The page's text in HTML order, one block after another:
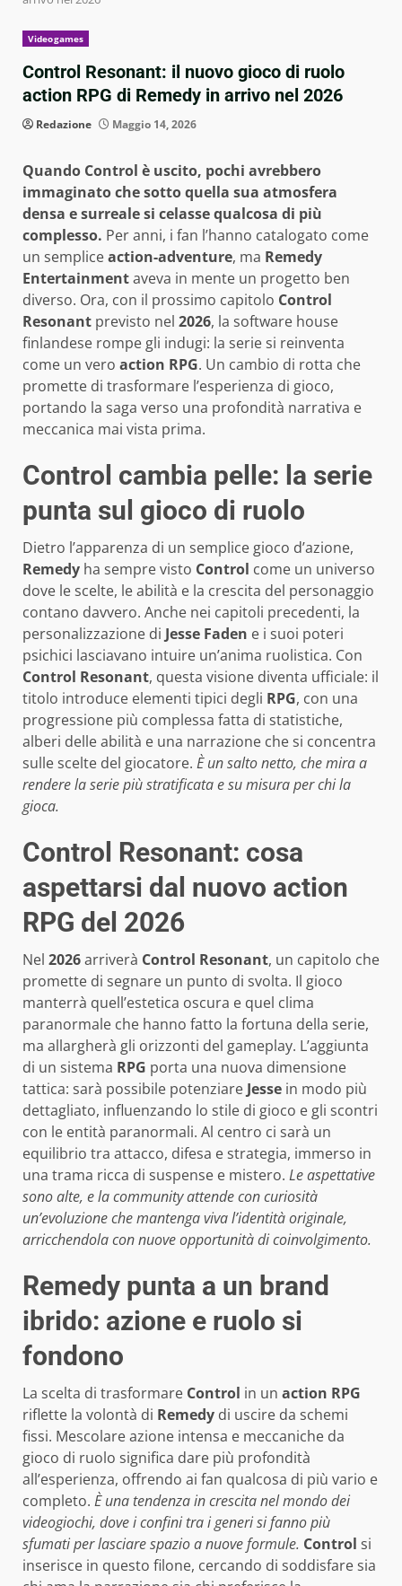
Videogames
Control Resonant: il nuovo gioco di ruolo
action RPG di Remedy in arrivo nel 2026
Redazione Maggio 14, 2026
Quando Control è uscito, pochi avrebbero
immaginato che sotto quella sua atmosfera
densa e surreale si celasse qualcosa di più
complesso. Per anni, i fan l’hanno catalogato come
un sempliceaction-adventure, ma Remedy
Entertainmentaveva in mente un progetto ben
diverso. Ora, con il prossimo capitolo Control
Resonant previsto nel 2026, la software house
finlandese rompe gli indugi: la serie si reinventa
come un vero action RPG. Un cambio di rotta che
promette di trasformare l’esperienza di gioco,
portando la saga verso una profondità narrativa e
meccanica mai vista prima.
Control cambia pelle: la serie
punta sul gioco di ruolo
Dietro l’apparenza di un semplice gioco d’azione,
Remedy ha sempre visto Control come un universo
dove le scelte, le abilità e la crescita del personaggio
contano davvero. Anche nei capitoli precedenti, la
personalizzazione di Jesse Faden e i suoi poteri
psichici lasciavano intuire un’anima ruolistica. Con
Control Resonant, questa visione diventa ufficiale: il
titolo introduce elementi tipici degli RPG, con una
progressione più complessa fatta di statistiche,
alberi delle abilità e una narrazione che si concentra
sulle scelte del giocatore. È un salto netto, che mira a
rendere la serie più stratificata e su misura per chi la
gioca.
Control Resonant: cosa
aspettarsi dal nuovo action
RPG del 2026
Nel 2026arriverà Control Resonant, un capitolo che
promette di segnare un punto di svolta. Il gioco
manterrà quell’estetica oscura e quel clima
paranormale che hanno fatto la fortuna della serie,
ma allargherà gli orizzonti del gameplay. L’aggiunta
di un sistema RPG porta una nuova dimensione
tattica: sarà possibile potenziare Jesse in modo più
dettagliato, influenzando lo stile di gioco e gli scontri
con le entità paranormali. Al centro ci sarà un
equilibrio tra attacco, difesa e strategia, immerso in
una trama ricca di suspense e mistero. Le aspettative
sono alte, e la community attende con curiosità
un’evoluzione che mantenga viva l’identità originale,
arricchendola con nuove opportunità di coinvolgimento.
Remedy punta a un brand
ibrido: azione e ruolo si
fondono
La scelta di trasformare Control in un action RPG
riflette la volontà di Remedy di uscire da schemi
fissi. Mescolare azione intensa e meccaniche da
gioco di ruolo significa dare più profondità
all’esperienza, offrendo ai fan qualcosa di più vario e
completo. È una tendenza in crescita nel mondo dei
videogiochi, dove i confini tra i generi si fanno più
sfumati per lasciare spazio a nuove formule. Control si
inserisce in questo filone, cercando di soddisfare sia